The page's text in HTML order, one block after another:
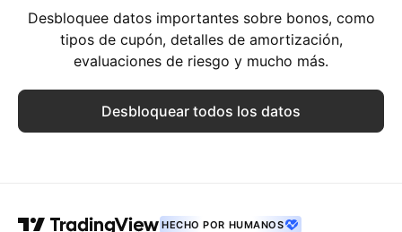
Desbloquee datos importantes sobre bonos, como
tipos de cupón, detalles de amortización,
evaluaciones de riesgo y mucho más.
Desbloquear todos los datos
HECHO POR HUMANOS